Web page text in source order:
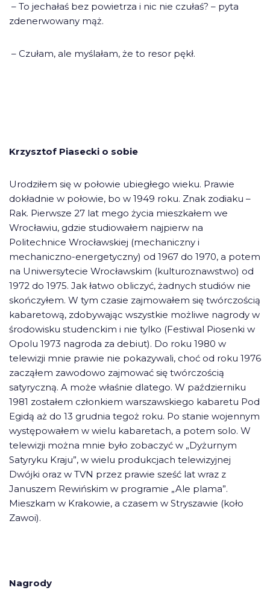
– To jechałaś bez powietrza i nic nie czułaś? – pyta
zdenerwowany mąż.
– Czułam, ale myślałam, że to resor pękł.
Krzysztof Piasecki o sobie
Urodziłem się w połowie ubiegłego wieku. Prawie
dokładnie w połowie, bo w 1949 roku. Znak zodiaku –
Rak. Pierwsze 27 lat mego życia mieszkałem we
Wrocławiu, gdzie studiowałem najpierw na
Politechnice Wrocławskiej (mechaniczny i
mechaniczno-energetyczny) od 1967 do 1970, a potem
na Uniwersytecie Wrocławskim (kulturoznawstwo) od
1972 do 1975. Jak łatwo obliczyć, żadnych studiów nie
skończyłem. W tym czasie zajmowałem się twórczością
kabaretową, zdobywając wszystkie możliwe nagrody w
środowisku studenckim i nie tylko (Festiwal Piosenki w
Opolu 1973 nagroda za debiut). Do roku 1980 w
telewizji mnie prawie nie pokazywali, choć od roku 1976
zacząłem zawodowo zajmować się twórczością
satyryczną. A może właśnie dlatego. W październiku
1981 zostałem członkiem warszawskiego kabaretu Pod
Egidą aż do 13 grudnia tegoż roku. Po stanie wojennym
występowałem w wielu kabaretach, a potem solo. W
telewizji można mnie było zobaczyć w „Dyżurnym
Satyryku Kraju”, w wielu produkcjach telewizyjnej
Dwójki oraz w TVN przez prawie sześć lat wraz z
Januszem Rewińskim w programie „Ale plama”.
Mieszkam w Krakowie, a czasem w Stryszawie (koło
Zawoi).
Nagrody